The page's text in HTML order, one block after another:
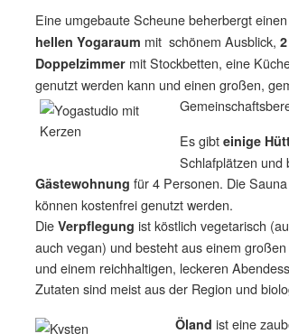
Eine umgebaute Scheune beherbergt einen
hellen Yogaraum mit schönem Ausblick,
Doppelzimmermit Stockbetten, eine
genutzt werden kann und einen großen,
Es gibt einige
Schlafplätzen und
Gästewohnung für 4 Personen. Die
können kostenfrei genutzt werden.
Die Verpflegung ist köstlich vegetarisch
auch vegan) und besteht aus einem
und einem reichhaltigen, leckeren
Zutaten sind meist aus der Region und
Öland ist eine